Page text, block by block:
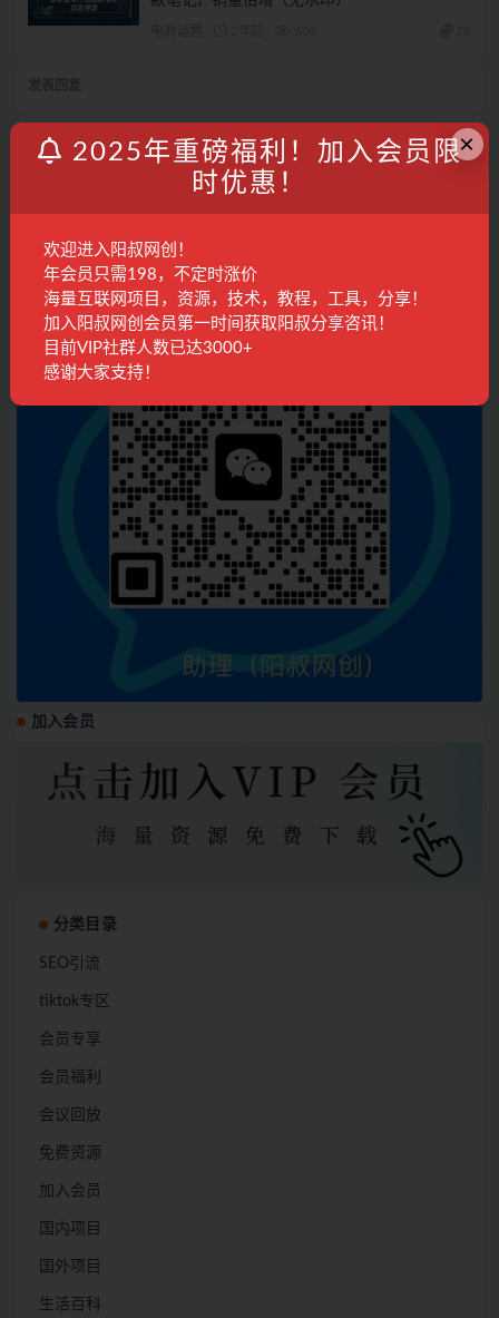
登录... 后才能评论
联系客服
加入会员
分类目录
SEO引流
tiktok专区
会员专享
会员福利
会议回放
免费资源
加入会员
国内项目
国外项目
生活百科
×
2025年重磅福利！加入会员限
时优惠！
欢迎进入阳叔网创！
年会员只需198，不定时涨价
海量互联网项目，资源，技术，教程，工具，分享！
加入阳叔网创会员第一时间获取阳叔分享咨讯！
目前VIP社群人数已达3000+
感谢大家支持！